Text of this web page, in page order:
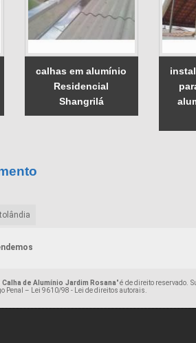
calhas em alumínio
Residencial
Shangrilá
de Alumínio Jardim Rosana" é de direito reservado.
Penal – Lei 9610/98 - Lei de direitos autorais.